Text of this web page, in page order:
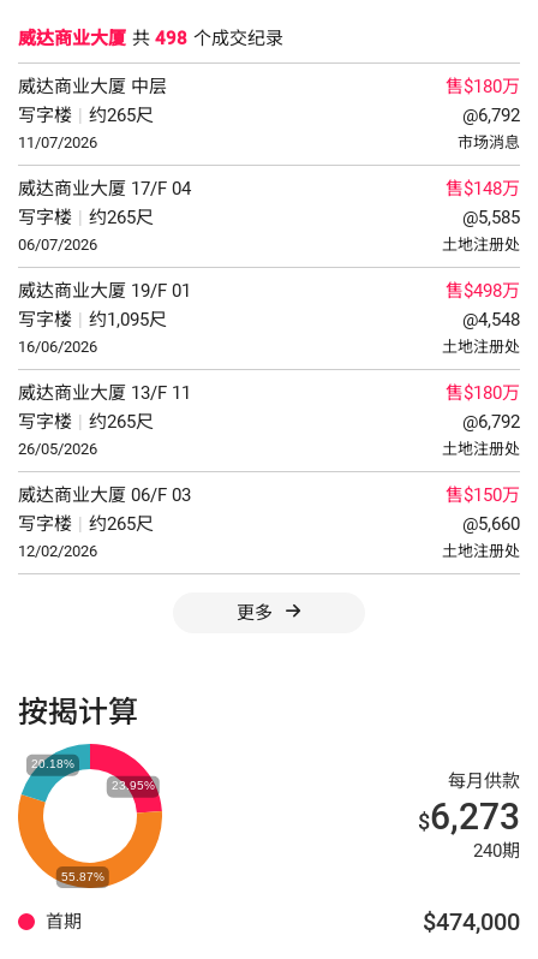
威达商业大厦 共 498 个成交纪录
威达商业大厦 中层
写字楼 | 约265尺
11/07/2026
售$180万
@6,792
市场消息
威达商业大厦 17/F 04
写字楼 | 约265尺
06/07/2026
售$148万
@5,585
土地注册处
威达商业大厦 19/F 01
写字楼 | 约1,095尺
16/06/2026
售$498万
@4,548
土地注册处
威达商业大厦 13/F 11
写字楼 | 约265尺
26/05/2026
售$180万
@6,792
土地注册处
威达商业大厦 06/F 03
写字楼 | 约265尺
12/02/2026
售$150万
@5,660
土地注册处
更多
按揭计算
每月供款
$6,273
240期
首期
$474,000